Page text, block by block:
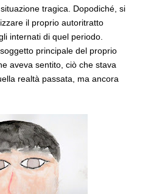
tragica. Dopodiché, si
il proprio autoritratto
internati di quel periodo.
principale del proprio
aveva sentito, ciò che stava
realtà passata, ma ancora